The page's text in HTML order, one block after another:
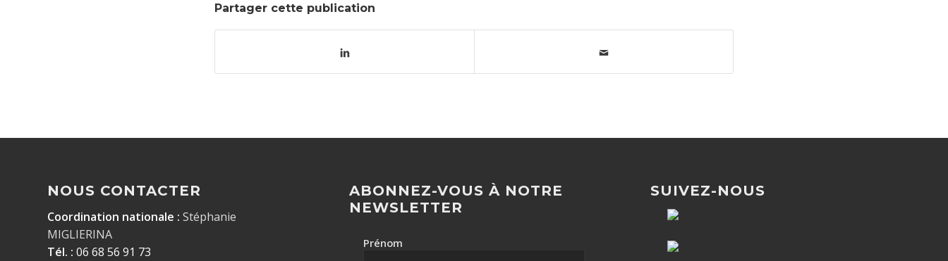
Partager cette publication
NOUS CONTACTER
Coordination nationale : Stéphanie
MIGLIERINA
Tél. : 06 68 56 91 73
ABONNEZ-VOUS À NOTRE
NEWSLETTER
Prénom
SUIVEZ-NOUS